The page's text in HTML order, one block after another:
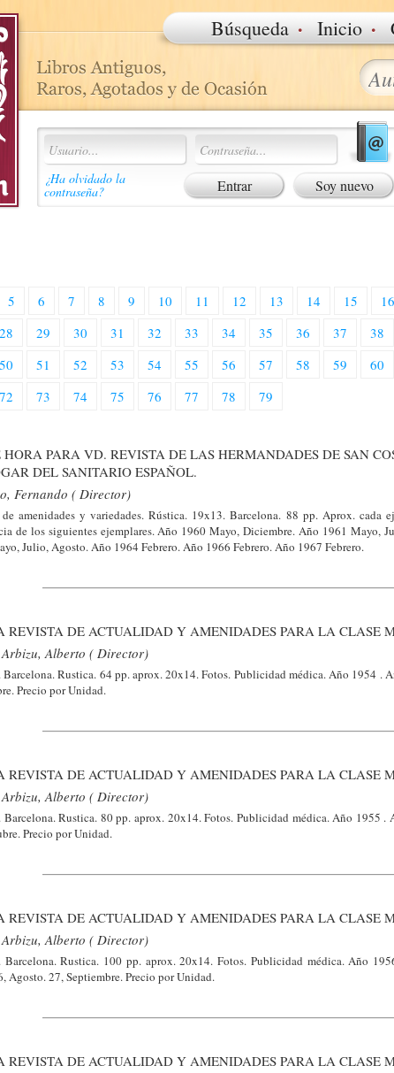
Búsqueda · Inicio ·
¿Ha olvidado la
contraseña? Soy nuevo
5 6 7 8 9 10 11 12 13 14 15 16
28 29 30 31 32 33 34 35 36 37 38
50 51 52 53 54 55 56 57 58 59 60
72 73 74 75 76 77 78 79
HORA PARA VD. REVISTA DE LAS HERMANDADES DE SAN
DEL SANITARIO ESPAÑOL.
Fernando ( Director)
amenidades y variedades. Rústica. 19x13. Barcelona. 88 pp. Aprox. cada
de los siguientes ejemplares. Año 1960 Mayo, Diciembre. Año 1961 Mayo,
Julio, Agosto. Año 1964 Febrero. Año 1966 Febrero. Año 1967 Febrero.
REVISTA DE ACTUALIDAD Y AMENIDADES PARA LA CLASE
Alberto ( Director)
Barcelona. Rustica. 64 pp. aprox. 20x14. Fotos. Publicidad médica. Año 1954 .
Precio por Unidad.
REVISTA DE ACTUALIDAD Y AMENIDADES PARA LA CLASE
Alberto ( Director)
Barcelona. Rustica. 80 pp. aprox. 20x14. Fotos. Publicidad médica. Año 1955 .
Precio por Unidad.
REVISTA DE ACTUALIDAD Y AMENIDADES PARA LA CLASE
Alberto ( Director)
Barcelona. Rustica. 100 pp. aprox. 20x14. Fotos. Publicidad médica. Año
Agosto. 27, Septiembre. Precio por Unidad.
REVISTA DE ACTUALIDAD Y AMENIDADES PARA LA CLASE